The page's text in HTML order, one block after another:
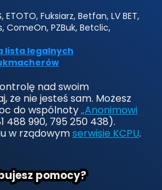
Fuksiarz, Betfan, LV BET,
ComeOn, PZBuk, Betclic,
lista legalnych
nad swoim
że nie jesteś sam. Możesz
do wspólnoty„Anonimowi
488 990, 795 250 438).
w rządowymserwisie KCPU.
pomocy?